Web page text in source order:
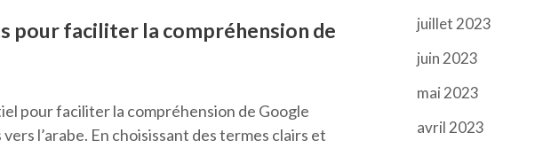
pour faciliter la compréhension de
pour faciliter la compréhension de Google
l’arabe. En choisissant des termes clairs et
juillet 2023
juin 2023
mai 2023
avril 2023